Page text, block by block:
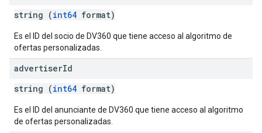
string (int64 format)
Es el ID del socio de DV360 que tiene acceso al algoritmo de
ofertas personalizadas.
advertiserId
string (int64 format)
Es el ID del anunciante de DV360 que tiene acceso al algoritmo
de ofertas personalizadas.